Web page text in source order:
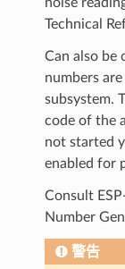
Technical
Can also be
numbers
subsystem.
code of the
not started
enabled for
Consult
Number
警告